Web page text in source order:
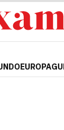
EUROPA